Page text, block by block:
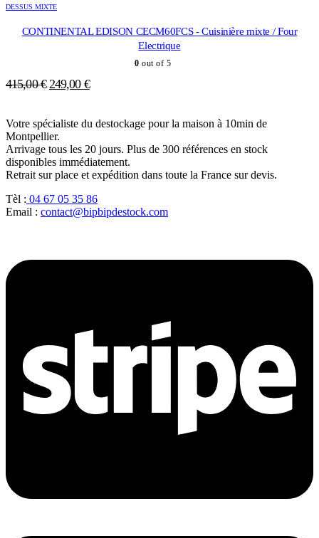
379,00 €.
DESSUS MIXTE
CONTINENTAL EDISON CECM60FCS - Cuisinière mixte / Four
Electrique
0 out of 5
415,00€ Le
était :
415,00 €.
249,00 €Le
est :
249,00 €.
Votre spécialiste du destockage pour la maison à 10min de
Montpellier.
Arrivage tous les 20 jours. Plus de 300 références en stock
disponibles immédiatement.
Retrait sur place et expédition dans toute la France sur devis.
Tèl : 04 67 05 35 86
Email : contact@bipbipdestock.com